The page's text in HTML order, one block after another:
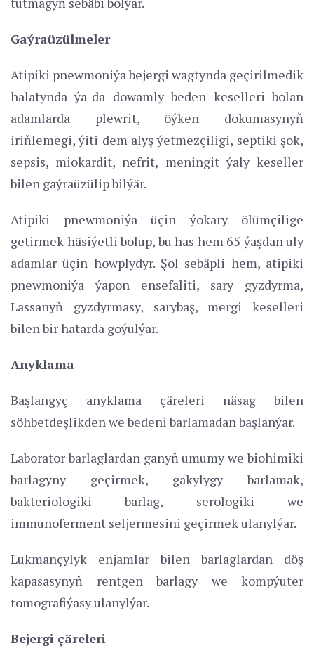
Gaýraüzülmeler
Atipiki pnewmoniýa bejergi wagtynda geçirilmedik
halatynda ýa-da dowamly beden keselleri bolan
adamlarda plewrit, öýken dokumasynyň
iriňlemegi, ýiti dem alyş ýetmezçiligi, septiki şok,
sepsis, miokardit, nefrit, meningit ýaly keseller
bilen gaýraüzülip bilýär.
Atipiki pnewmoniýa üçin ýokary ölümçilige
getirmek häsiýetli bolup, bu has hem 65 ýaşdan uly
adamlar üçin howplydyr. Şol sebäpli hem, atipiki
pnewmoniýa ýapon ensefaliti, sary gyzdyrma,
Lassanyň gyzdyrmasy, sarybaş, mergi keselleri
bilen bir hatarda goýulýar.
Anyklama
Başlangyç anyklama çäreleri näsag bilen
söhbetdeşlikden we bedeni barlamadan başlanýar.
Laborator barlaglardan ganyň umumy we biohimiki
barlagyny geçirmek, gakylygy barlamak,
bakteriologiki barlag, serologiki we
immunoferment seljermesini geçirmek ulanylýar.
Lukmançylyk enjamlar bilen barlaglardan döş
kapasasynyň rentgen barlagy we kompýuter
tomografiýasy ulanylýar.
Bejergi çäreleri